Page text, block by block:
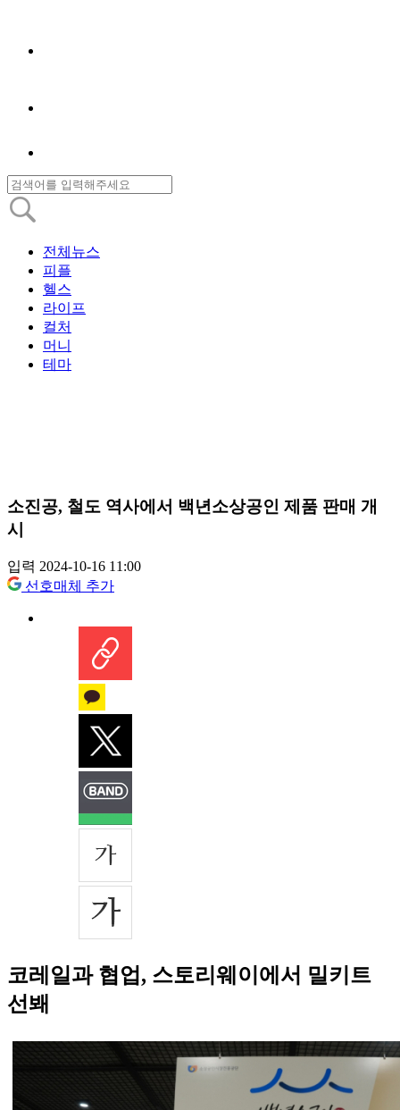
전체뉴스
피플
헬스
라이프
컬처
머니
테마
소진공, 철도 역사에서 백년소상공인 제품 판매 개
시
입력 2024-10-16 11:00
선호매체 추가
코레일과 협업, 스토리웨이에서 밀키트
선봬